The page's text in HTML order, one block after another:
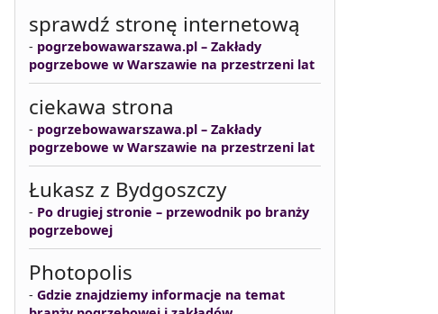
sprawdź stronę internetową
- pogrzebowawarszawa.pl – Zakłady
pogrzebowe w Warszawie na przestrzeni lat
ciekawa strona
- pogrzebowawarszawa.pl – Zakłady
pogrzebowe w Warszawie na przestrzeni lat
Łukasz z Bydgoszczy
- Po drugiej stronie – przewodnik po branży
pogrzebowej
Photopolis
- Gdzie znajdziemy informacje na temat